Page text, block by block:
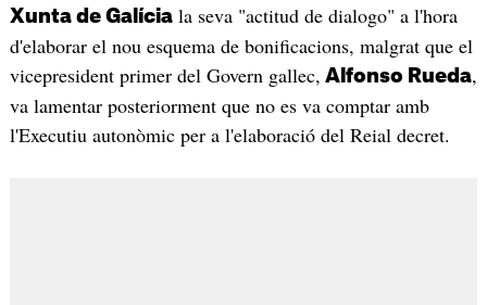
Xunta de Galíciala seva "actitud de dialogo" a l'hora
d'elaborar el nou esquema de bonificacions, malgrat que el
vicepresident primer del Govern gallec, Alfonso Rueda,
va lamentar posteriorment que no es va comptar amb
l'Executiu autonòmic per a l'elaboració del Reial decret.